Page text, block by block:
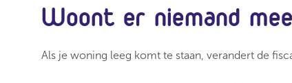
Woont er niemand
Als je woning leeg komt te staan, verandert de